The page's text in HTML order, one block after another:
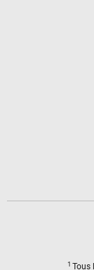
1 Tous